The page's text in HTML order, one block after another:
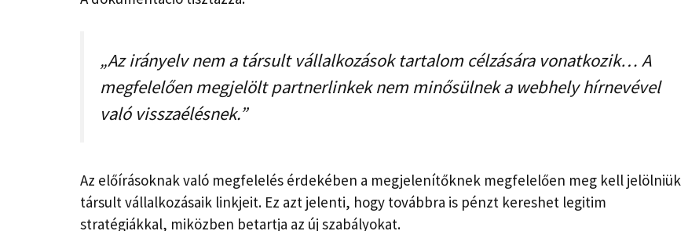
„Az irányelv nem a társult vállalkozások tartalom célzására vonatkozik… A
megfelelően megjelölt partnerlinkek nem minősülnek a webhely hírnevével
való visszaélésnek.”
Az előírásoknak való megfelelés érdekében a megjelenítőknek megfelelően meg kell jelölniük
társult vállalkozásaik linkjeit. Ez azt jelenti, hogy továbbra is pénzt kereshet legitim
stratégiákkal, miközben betartja az új szabályokat.